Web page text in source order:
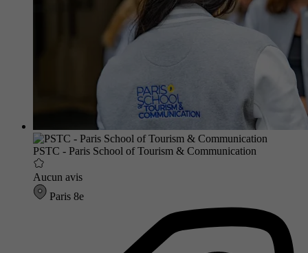
PSTC - Paris School of Tourism & Communication
Aucun avis
Paris 8e